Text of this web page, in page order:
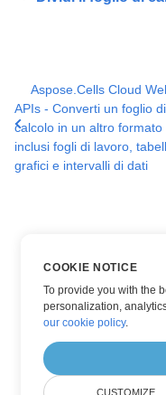
Aspose.Cells Cloud
APIs - Converti un foglio di
calcolo in un altro formato
inclusi fogli di lavoro,
grafici e intervalli di dati
COOKIE NOTICE
To provide you with the
personalization,
our cookie policy.
CUSTOMIZE